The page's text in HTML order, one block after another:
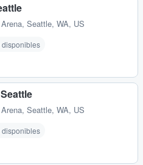
, Seattle, WA, US
disponibles
, Seattle, WA, US
disponibles